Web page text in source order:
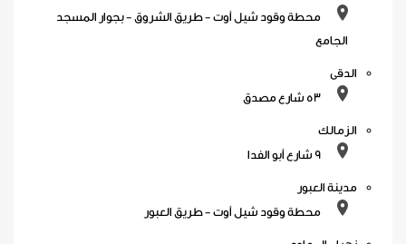
محطة وقود شيل أوت - طريق الشروق - بجوار المسجد
الجامع
الدقى
الزمالك
مدينة العبور
محطة وقود شيل أوت - طريق العبور